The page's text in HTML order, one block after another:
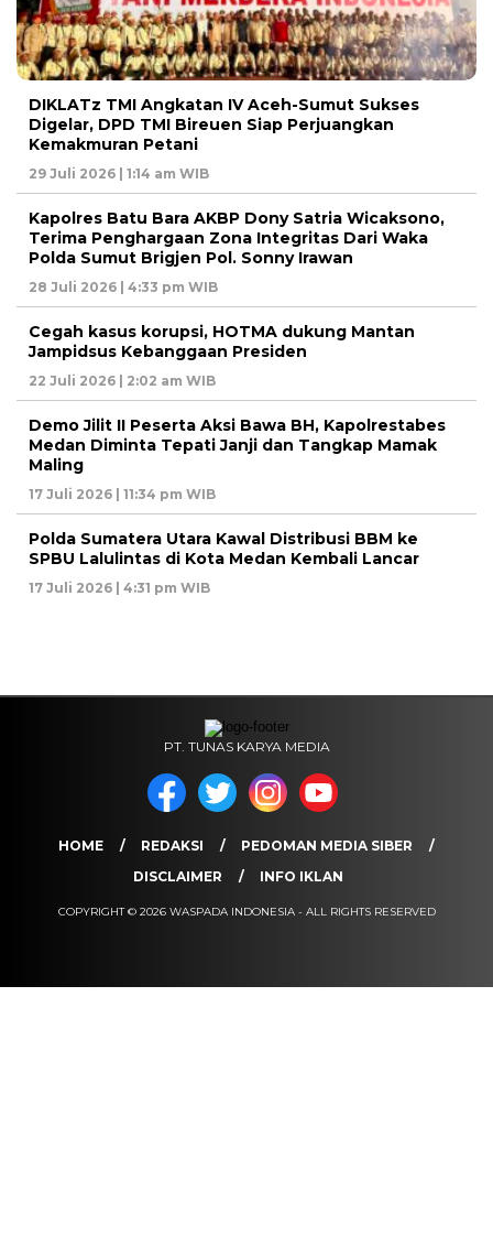
DIKLATz TMI Angkatan IV Aceh-Sumut Sukses
Digelar, DPD TMI Bireuen Siap Perjuangkan
Kemakmuran Petani
29 Juli 2026 | 1:14 am WIB
Kapolres Batu Bara AKBP Dony Satria Wicaksono,
Terima Penghargaan Zona Integritas Dari Waka
Polda Sumut Brigjen Pol. Sonny Irawan
28 Juli 2026 | 4:33 pm WIB
Cegah kasus korupsi, HOTMA dukung Mantan
Jampidsus Kebanggaan Presiden
22 Juli 2026 | 2:02 am WIB
Demo Jilit II Peserta Aksi Bawa BH, Kapolrestabes
Medan Diminta Tepati Janji dan Tangkap Mamak
Maling
17 Juli 2026 | 11:34 pm WIB
Polda Sumatera Utara Kawal Distribusi BBM ke
SPBU Lalulintas di Kota Medan Kembali Lancar
17 Juli 2026 | 4:31 pm WIB
PT. TUNAS KARYA MEDIA
HOME REDAKSI
PEDOMAN MEDIA SIBER
DISCLAIMER
INFO IKLAN
COPYRIGHT © 2026 WASPADA INDONESIA - ALL RIGHTS RESERVED